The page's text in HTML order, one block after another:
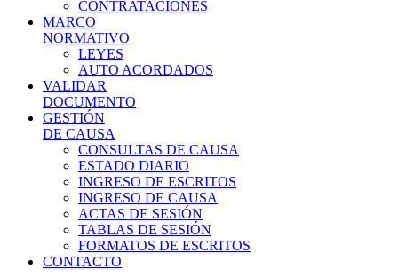
CONTRATACIONES
MARCO
NORMATIVO
LEYES
AUTO ACORDADOS
VALIDAR
DOCUMENTO
GESTIÓN
DE CAUSA
CONSULTAS DE CAUSA
ESTADO DIARIO
INGRESO DE ESCRITOS
INGRESO DE CAUSA
ACTAS DE SESIÓN
TABLAS DE SESIÓN
FORMATOS DE ESCRITOS
CONTACTO